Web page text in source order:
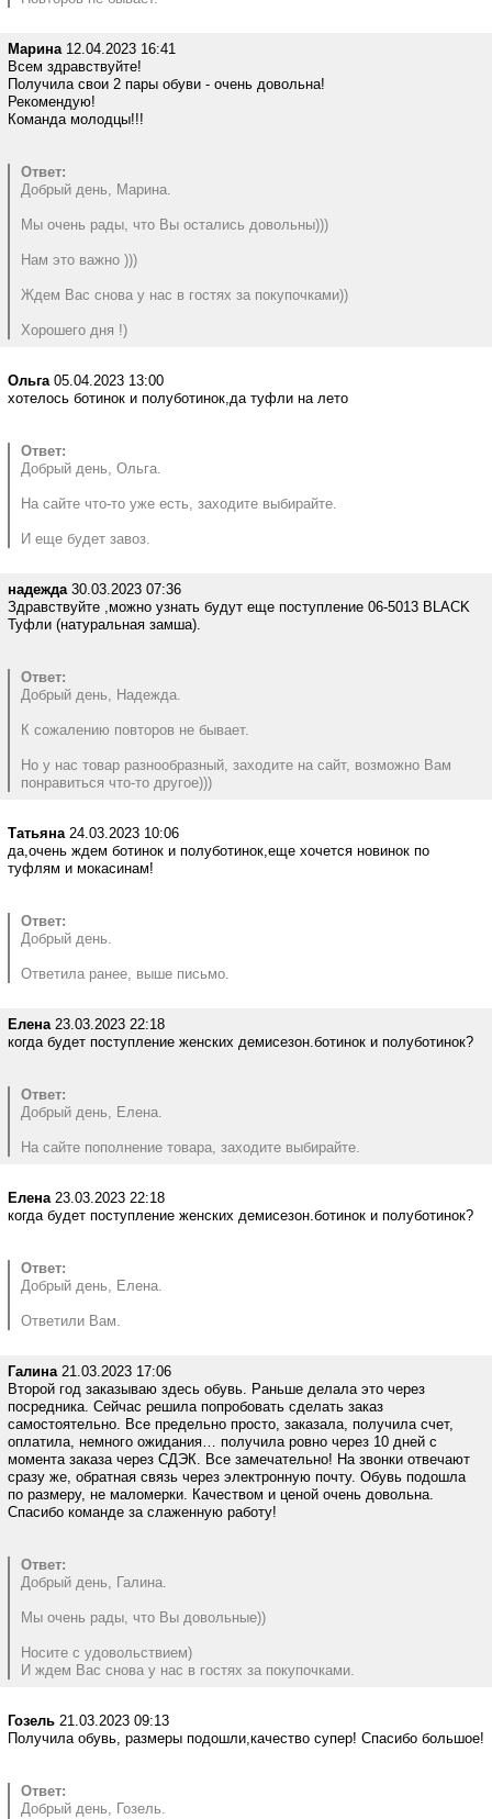
Марина12.04.2023 16:41
Всем здравствуйте!
Получила свои 2 пары обуви - очень довольна!
Рекомендую!
Команда молодцы!!!
Ответ:
Добрый день, Марина.
Мы очень рады, что Вы остались довольны)))
Нам это важно )))
Ждем Вас снова у нас в гостях за покупочками))
Хорошего дня !)
Ольга05.04.2023 13:00
хотелось ботинок и полуботинок,да туфли на лето
Ответ:
Добрый день, Ольга.
На сайте что-то уже есть, заходите выбирайте.
И еще будет завоз.
надежда30.03.2023 07:36
Здравствуйте ,можно узнать будут еще поступление 06-5013 BLACK
Туфли (натуральная замша).
Ответ:
Добрый день, Надежда.
К сожалению повторов не бывает.
Но у нас товар разнообразный, заходите на сайт, возможно Вам
понравиться что-то другое)))
Татьяна24.03.2023 10:06
да,очень ждем ботинок и полуботинок,еще хочется новинок по
туфлям и мокасинам!
Ответ:
Добрый день.
Ответила ранее, выше письмо.
Елена23.03.2023 22:18
когда будет поступление женских демисезон.ботинок и полуботинок?
Ответ:
Добрый день, Елена.
На сайте пополнение товара, заходите выбирайте.
Елена23.03.2023 22:18
когда будет поступление женских демисезон.ботинок и полуботинок?
Ответ:
Добрый день, Елена.
Ответили Вам.
Галина21.03.2023 17:06
Второй год заказываю здесь обувь. Раньше делала это через
посредника. Сейчас решила попробовать сделать заказ
самостоятельно. Все предельно просто, заказала, получила счет,
оплатила, немного ожидания… получила ровно через 10 дней с
момента заказа через СДЭК. Все замечательно! На звонки отвечают
сразу же, обратная связь через электронную почту. Обувь подошла
по размеру, не маломерки. Качеством и ценой очень довольна.
Спасибо команде за слаженную работу!
Ответ:
Добрый день, Галина.
Мы очень рады, что Вы довольные))
Носите с удовольствием)
И ждем Вас снова у нас в гостях за покупочками.
Гозель 21.03.2023 09:13
Получила обувь, размеры подошли,качество супер! Спасибо большое!
Ответ:
Добрый день, Гозель.